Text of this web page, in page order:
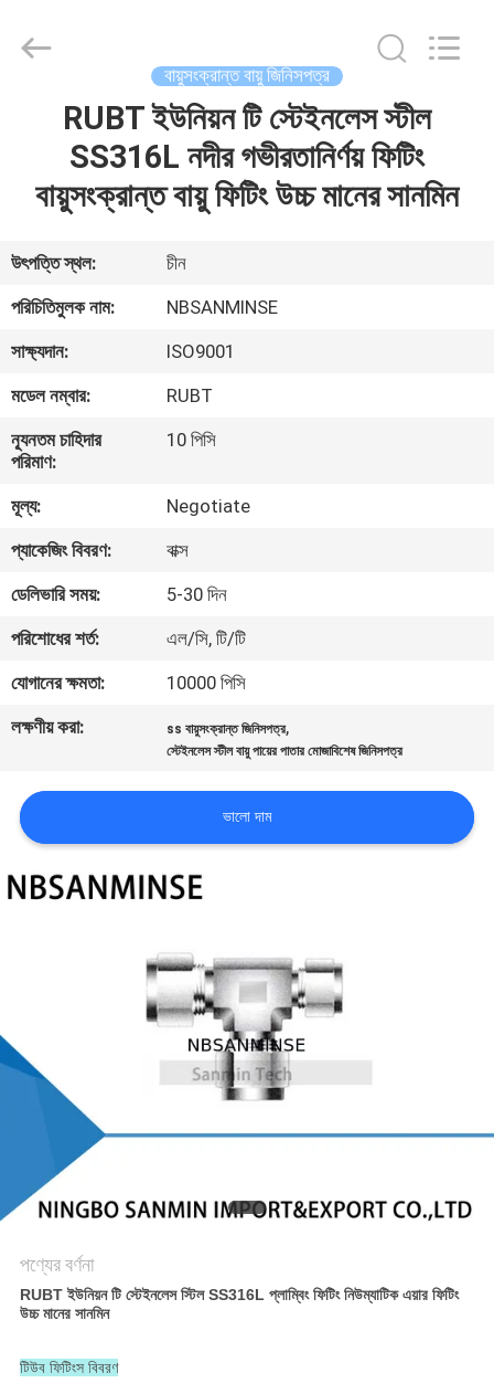
পণ্য
আমাদের
সম্পর্কে
কারখানা
ভ্রমণ
নিয়ন্ত্রণ
যোগাযোগ
করুন
খবর
জন্য
আবেদন
গোপনীয়তা
নীতি
Export
বায়ুসংক্রান্ত বায়ু জিনিসপত্র
RUBT ইউনিয়ন টি স্টেইনলেস স্টীল
SS316L নদীর গভীরতানির্ণয় ফিটিং
বায়ুসংক্রান্ত বায়ু ফিটিং উচ্চ মানের সানমিন
উৎপত্তি স্থল:
চীন
পরিচিতিমুলক নাম:
NBSANMINSE
সাক্ষ্যদান:
ISO9001
মডেল নম্বার:
RUBT
ন্যূনতম চাহিদার
পরিমাণ:
10 পিসি
মূল্য:
Negotiate
প্যাকেজিং বিবরণ:
বাক্স
ডেলিভারি সময়:
5-30 দিন
পরিশোধের শর্ত:
এল/সি, টি/টি
যোগানের ক্ষমতা:
10000 পিসি
লক্ষণীয় করা:
ss বায়ুসংক্রান্ত জিনিসপত্র,
স্টেইনলেস স্টীল বায়ু পায়ের পাতার মোজাবিশেষ জিনিসপত্র
ভালো দাম
পণ্যের বর্ণনা
RUBT ইউনিয়ন টি স্টেইনলেস স্টিল SS316L প্লাম্বিং ফিটিং নিউম্যাটিক এয়ার ফিটিং
উচ্চ মানের সানমিন
টিউব ফিটিংস বিবরণ